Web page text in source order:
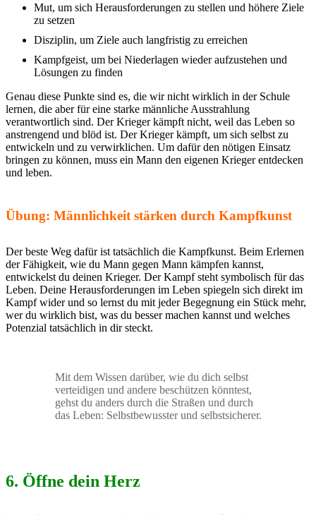
Mut, um sich Herausforderungen zu stellen und höhere Ziele
zu setzen
Disziplin, um Ziele auch langfristig zu erreichen
Kampfgeist, um bei Niederlagen wieder aufzustehen und
Lösungen zu finden
Genau diese Punkte sind es, die wir nicht wirklich in der Schule
lernen, die aber für eine starke männliche Ausstrahlung
verantwortlich sind. Der Krieger kämpft nicht, weil das Leben so
anstrengend und blöd ist. Der Krieger kämpft, um sich selbst zu
entwickeln und zu verwirklichen. Um dafür den nötigen Einsatz
bringen zu können, muss ein Mann den eigenen Krieger entdecken
und leben.
Übung: Männlichkeit stärken durch Kampfkunst
Der beste Weg dafür ist tatsächlich die Kampfkunst. Beim Erlernen
der Fähigkeit, wie du Mann gegen Mann kämpfen kannst,
entwickelst du deinen Krieger. Der Kampf steht symbolisch für das
Leben. Deine Herausforderungen im Leben spiegeln sich direkt im
Kampf wider und so lernst du mit jeder Begegnung ein Stück mehr,
wer du wirklich bist, was du besser machen kannst und welches
Potenzial tatsächlich in dir steckt.
Mit dem Wissen darüber, wie du dich selbst
verteidigen und andere beschützen könntest,
gehst du anders durch die Straßen und durch
das Leben: Selbstbewusster und selbstsicherer.
6. Öffne dein Herz